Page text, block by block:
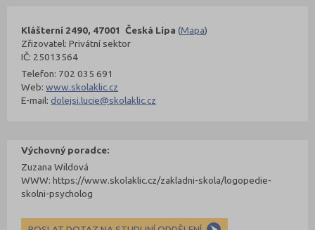
Klášterní 2490, 47001 Česká Lípa (Mapa)
Zřizovatel: Privátní sektor
IČ: 25013564
Telefon: 702 035 691
Web:www.skolaklic.cz
E-mail:dolejsi.lucie@skolaklic.cz
Výchovný poradce:
Zuzana Wildová
WWW: https://www.skolaklic.cz/zakladni-skola/logopedie-
skolni-psycholog